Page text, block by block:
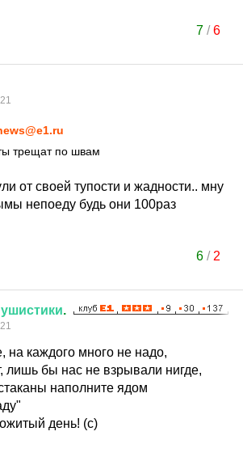
7/6
трещат по швам
от своей тупости и жадности.. мну
непоеду будь они 100раз
6/ 2
.
каждого много не надо,
лишь бы нас не взрывали нигде,
наполните ядом
день! (с)